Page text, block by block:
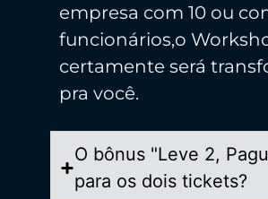
empresa com 10 ou
funcionários,o
certamente será
pra você.
O bônus "Leve 2,
para os dois tickets?